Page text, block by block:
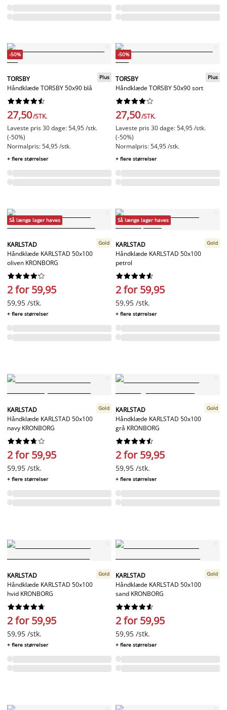
-50%
TORSBY
Håndklæde TORSBY 50x90 blå
Plus






27,50/STK.
Laveste pris 30 dage: 54,95 /stk.
(-50%)
Normalpris: 54,95 /stk.
+ flere størrelser
-50%
TORSBY
Håndklæde TORSBY 50x90 sort
Plus






27,50/STK.
Laveste pris 30 dage: 54,95 /stk.
(-50%)
Normalpris: 54,95 /stk.
+ flere størrelser
Så længe lager haves
KARLSTAD
Håndklæde KARLSTAD 50x100
oliven KRONBORG
Gold






2 for 59,95
59,95 /stk.
+ flere størrelser
Så længe lager haves
KARLSTAD
Håndklæde KARLSTAD 50x100
petrol
Gold






2 for 59,95
59,95 /stk.
+ flere størrelser
KARLSTAD
Håndklæde KARLSTAD 50x100
navy KRONBORG
Gold






2 for 59,95
59,95 /stk.
+ flere størrelser
KARLSTAD
Håndklæde KARLSTAD 50x100
grå KRONBORG
Gold






2 for 59,95
59,95 /stk.
+ flere størrelser
KARLSTAD
Håndklæde KARLSTAD 50x100
hvid KRONBORG
Gold






2 for 59,95
59,95 /stk.
+ flere størrelser
KARLSTAD
Håndklæde KARLSTAD 50x100
sand KRONBORG
Gold






2 for 59,95
59,95 /stk.
+ flere størrelser